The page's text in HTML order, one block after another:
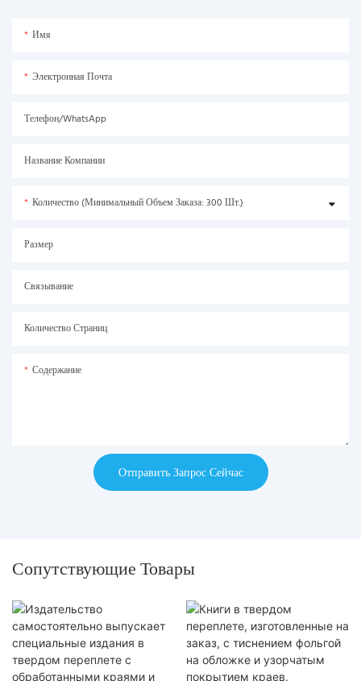
Имя
Электронная Почта
Телефон/WhatsApp
Название Компании
Количество (минимальный Объем Заказа: 300 Шт.)
Размер
Связывание
Количество Страниц
Содержание
Отправить Запрос Сейчас
Сопутствующие Товары